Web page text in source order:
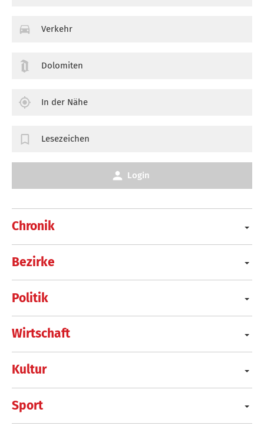
Chronik
Bezirke
Politik
Wirtschaft
Kultur
Sport
Verkehr
Dolomiten
In der Nähe
Lesezeichen
Login